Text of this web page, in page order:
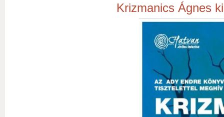
Krizmanics Ágnes